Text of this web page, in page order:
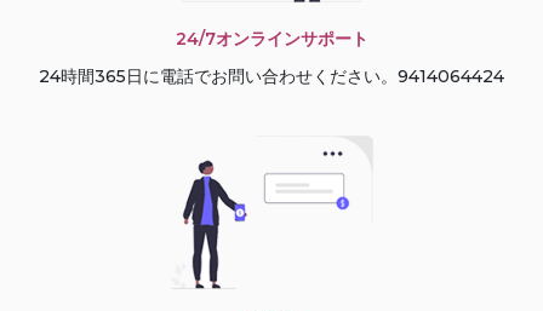
24/7オンラインサポート
24時間365日に電話でお問い合わせください。9414064424